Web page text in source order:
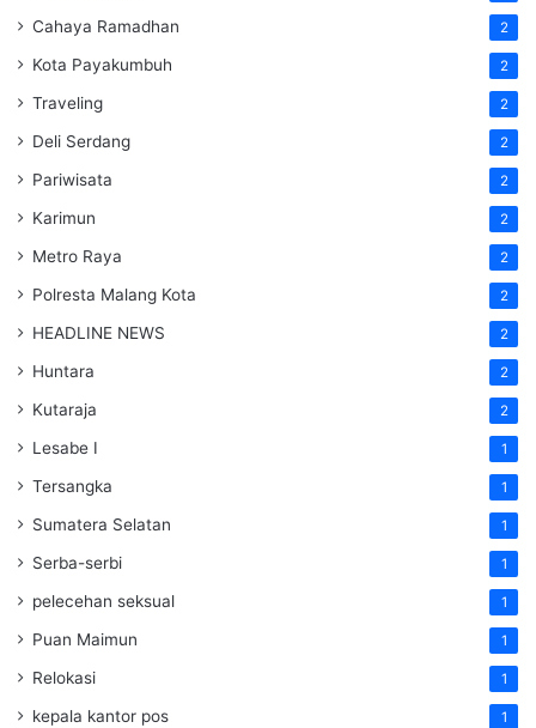
Cahaya Ramadhan 2
Kota Payakumbuh 2
Traveling 2
Deli Serdang 2
Pariwisata 2
Karimun 2
Metro Raya 2
Polresta Malang Kota 2
HEADLINE NEWS 2
Huntara 2
Kutaraja 2
Lesabe I 1
Tersangka 1
Sumatera Selatan 1
Serba-serbi 1
pelecehan seksual 1
Puan Maimun 1
Relokasi 1
kepala kantor pos 1